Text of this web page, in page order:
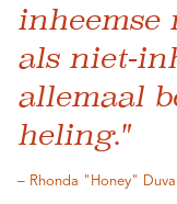
inheemse
als niet-
allemaal
heling."
– Rhonda "Honey" Duvall